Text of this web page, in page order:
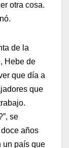
otra cosa.
de la
Hebe de
que día a
que
se
años
un país que